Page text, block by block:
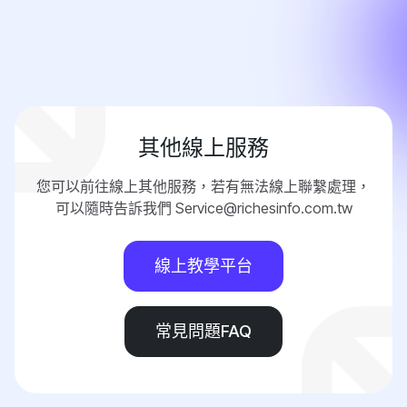
其他線上服務
您可以前往線上其他服務，若有無法線上聯繫處理，
可以隨時告訴我們 Service@richesinfo.com.tw
線上教學平台
常見問題FAQ